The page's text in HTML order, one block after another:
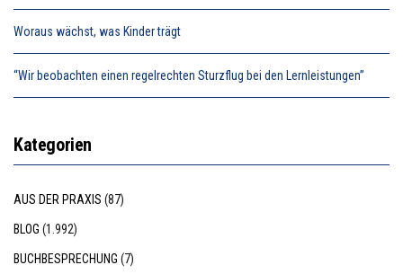
Woraus wächst, was Kinder trägt
“Wir beobachten einen regelrechten Sturzflug bei den Lernleistungen”
Kategorien
AUS DER PRAXIS (87)
BLOG (1.992)
BUCHBESPRECHUNG (7)